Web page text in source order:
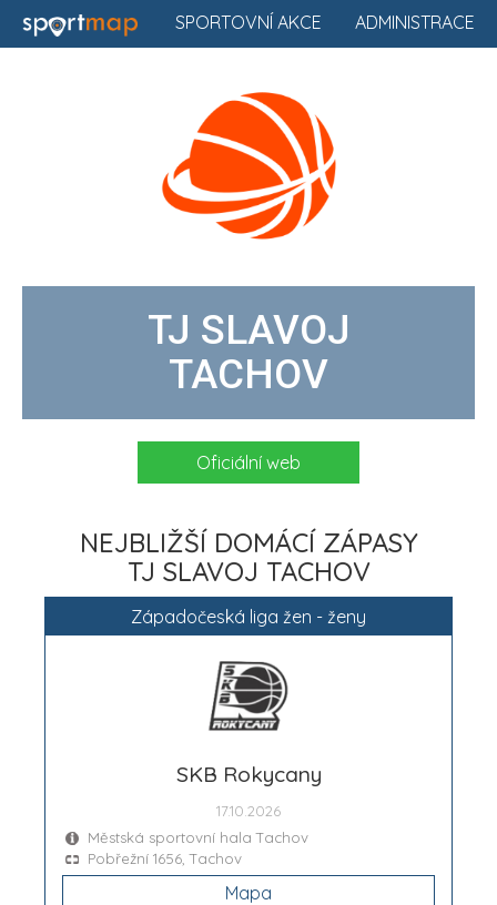
ADMINISTRACE
SPORTOVNÍ AKCE
TJ SLAVOJ
TACHOV
Oficiální web
NEJBLIŽŠÍ DOMÁCÍ ZÁPASY
TJ SLAVOJ TACHOV
Západočeská liga žen - ženy
SKB Rokycany
17.10.2026
Městská sportovní hala Tachov
Pobřežní 1656, Tachov
Mapa